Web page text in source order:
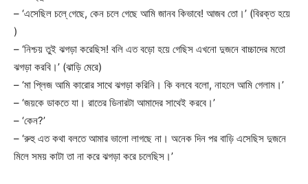
– ‘এসেছিল চলে্ গেছে, কেন চলে গেছে আমি জানব কিভাবে! আজব তো।’ (বিরক্ত হয়ে
)
– ‘নিশ্চয় তুই ঝগড়া করেছিস! বলি এত বড়ো হয়ে গেছিস এখনো দুজনে বাচ্চাদের মতো
ঝগড়া করবি।’ (ঝাড়ি মেরে)
– ‘মা প্লিজ আমি কারোর সাথে ঝগড়া করিনি। কি বলবে বলো, নাহলে আমি গেলাম।’
– ‘জয়কে ডাকতে যা। রাতের ডিনারটা আমাদের সাথেই করবে।’
– ‘কেন?’
– ‘রুহু এত কথা বলতে আমার ভালো লাগছে না। অনেক দিন পর বাড়ি এসেছিস দুজনে
মিলে সময় কাটা তা না করে ঝগড়া করে চলেছিস।’